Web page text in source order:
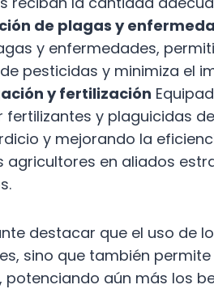
de plagas y
y enfermedades,
pesticidas y minimiza el
y fertilización
fertilizantes y plaguicidas
y mejorando la
agricultores en aliados
destacar que el uso de
sino que también
potenciando aún más los